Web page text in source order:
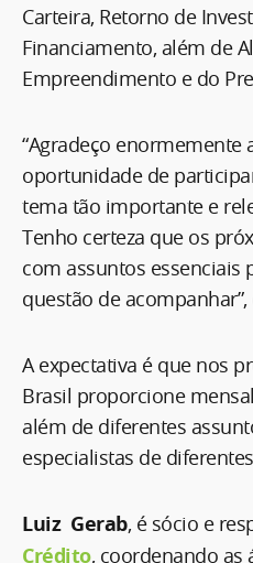
Carteira, Retorno de
Financiamento, além de
Empreendimento e do
“Agradeço enormemente
oportunidade de
tema tão importante e
Tenho certeza que os
com assuntos essenciais
questão de
A expectativa é que nos
Brasil proporcione
além de diferentes
especialistas de
Luiz Gerab, é sócio e
Crédito, coordenando as